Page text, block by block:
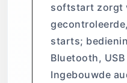
softstart zorgt
starts;
Bluetooth, USB
Ingebouwde